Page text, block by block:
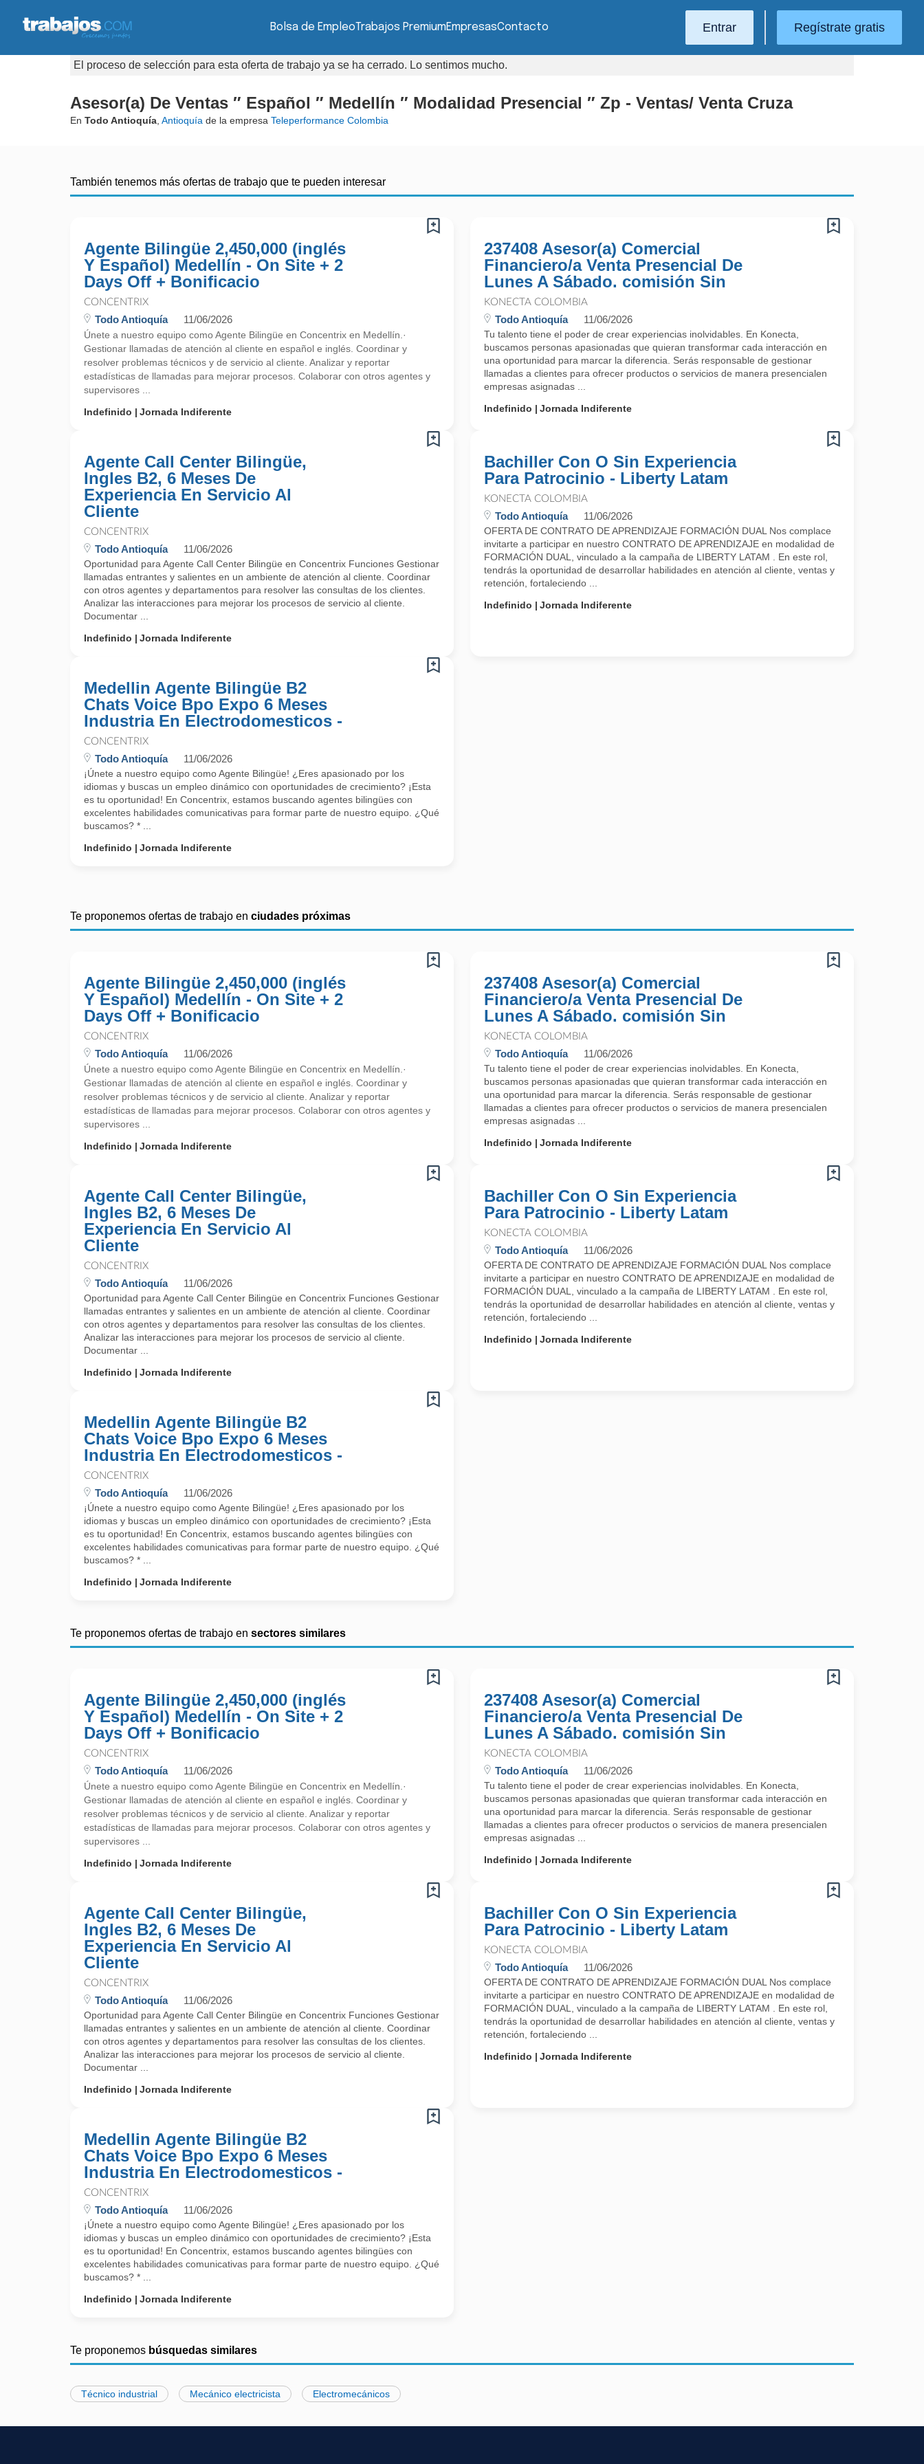
Bolsa de EmpleoTrabajos PremiumEmpresasContacto Entrar Regístrate gratis
El proceso de selección para esta oferta de trabajo ya se ha cerrado. Lo sentimos mucho.
Asesor(a) De Ventas ″ Español ″ Medellín ″ Modalidad Presencial ″ Zp - Ventas/ Venta Cruza
En Todo Antioquía Antioquía de la empresa Teleperformance Colombia
También tenemos más ofertas de trabajo que te pueden interesar
Agente Bilingüe 2,450,000 (inglés
Y Español) Medellín - On Site + 2
Days Off + Bonificacio
CONCENTRIX
Todo Antioquía 11/06/2026
Únete a nuestro equipo como Agente Bilingüe en Concentrix en Medellín.·
Gestionar llamadas de atención al cliente en español e inglés. Coordinar y
resolver problemas técnicos y de servicio al cliente. Analizar y reportar
estadísticas de llamadas para mejorar procesos. Colaborar con otros agentes y
supervisores ...
Indefinido
Jornada Indiferente
237408 Asesor(a) Comercial
Financiero/a Venta Presencial De
Lunes A Sábado. comisión Sin
KONECTA COLOMBIA
Todo Antioquía 11/06/2026
Tu talento tiene el poder de crear experiencias inolvidables. En Konecta,
buscamos personas apasionadas que quieran transformar cada interacción en
una oportunidad para marcar la diferencia. Serás responsable de gestionar
llamadas a clientes para ofrecer productos o servicios de manera presencialen
empresas asignadas ...
Indefinido
Jornada Indiferente
Agente Call Center Bilingüe,
Ingles B2, 6 Meses De
Experiencia En Servicio Al
Cliente
CONCENTRIX
Todo Antioquía 11/06/2026
Oportunidad para Agente Call Center Bilingüe en Concentrix Funciones Gestionar
llamadas entrantes y salientes en un ambiente de atención al cliente. Coordinar
con otros agentes y departamentos para resolver las consultas de los clientes.
Analizar las interacciones para mejorar los procesos de servicio al cliente.
Documentar ...
Indefinido
Jornada Indiferente
Bachiller Con O Sin Experiencia
Para Patrocinio - Liberty Latam
KONECTA COLOMBIA
Todo Antioquía 11/06/2026
OFERTA DE CONTRATO DE APRENDIZAJE FORMACIÓN DUAL Nos complace
invitarte a participar en nuestro CONTRATO DE APRENDIZAJE en modalidad de
FORMACIÓN DUAL, vinculado a la campaña de LIBERTY LATAM . En este rol,
tendrás la oportunidad de desarrollar habilidades en atención al cliente, ventas y
retención, fortaleciendo ...
Indefinido
Jornada Indiferente
Medellin Agente Bilingüe B2
Chats Voice Bpo Expo 6 Meses
Industria En Electrodomesticos -
CONCENTRIX
Todo Antioquía 11/06/2026
¡Únete a nuestro equipo como Agente Bilingüe! ¿Eres apasionado por los
idiomas y buscas un empleo dinámico con oportunidades de crecimiento? ¡Esta
es tu oportunidad! En Concentrix, estamos buscando agentes bilingües con
excelentes habilidades comunicativas para formar parte de nuestro equipo. ¿Qué
buscamos? * ...
Indefinido
Jornada Indiferente
Te proponemos ofertas de trabajo en ciudades próximas
Agente Bilingüe 2,450,000 (inglés
Y Español) Medellín - On Site + 2
Days Off + Bonificacio
CONCENTRIX
Todo Antioquía 11/06/2026
Únete a nuestro equipo como Agente Bilingüe en Concentrix en Medellín.·
Gestionar llamadas de atención al cliente en español e inglés. Coordinar y
resolver problemas técnicos y de servicio al cliente. Analizar y reportar
estadísticas de llamadas para mejorar procesos. Colaborar con otros agentes y
supervisores ...
Indefinido
Jornada Indiferente
237408 Asesor(a) Comercial
Financiero/a Venta Presencial De
Lunes A Sábado. comisión Sin
KONECTA COLOMBIA
Todo Antioquía 11/06/2026
Tu talento tiene el poder de crear experiencias inolvidables. En Konecta,
buscamos personas apasionadas que quieran transformar cada interacción en
una oportunidad para marcar la diferencia. Serás responsable de gestionar
llamadas a clientes para ofrecer productos o servicios de manera presencialen
empresas asignadas ...
Indefinido
Jornada Indiferente
Agente Call Center Bilingüe,
Ingles B2, 6 Meses De
Experiencia En Servicio Al
Cliente
CONCENTRIX
Todo Antioquía 11/06/2026
Oportunidad para Agente Call Center Bilingüe en Concentrix Funciones Gestionar
llamadas entrantes y salientes en un ambiente de atención al cliente. Coordinar
con otros agentes y departamentos para resolver las consultas de los clientes.
Analizar las interacciones para mejorar los procesos de servicio al cliente.
Documentar ...
Indefinido
Jornada Indiferente
Bachiller Con O Sin Experiencia
Para Patrocinio - Liberty Latam
KONECTA COLOMBIA
Todo Antioquía 11/06/2026
OFERTA DE CONTRATO DE APRENDIZAJE FORMACIÓN DUAL Nos complace
invitarte a participar en nuestro CONTRATO DE APRENDIZAJE en modalidad de
FORMACIÓN DUAL, vinculado a la campaña de LIBERTY LATAM . En este rol,
tendrás la oportunidad de desarrollar habilidades en atención al cliente, ventas y
retención, fortaleciendo ...
Indefinido
Jornada Indiferente
Medellin Agente Bilingüe B2
Chats Voice Bpo Expo 6 Meses
Industria En Electrodomesticos -
CONCENTRIX
Todo Antioquía 11/06/2026
¡Únete a nuestro equipo como Agente Bilingüe! ¿Eres apasionado por los
idiomas y buscas un empleo dinámico con oportunidades de crecimiento? ¡Esta
es tu oportunidad! En Concentrix, estamos buscando agentes bilingües con
excelentes habilidades comunicativas para formar parte de nuestro equipo. ¿Qué
buscamos? * ...
Indefinido
Jornada Indiferente
Te proponemos ofertas de trabajo en sectores similares
Agente Bilingüe 2,450,000 (inglés
Y Español) Medellín - On Site + 2
Days Off + Bonificacio
CONCENTRIX
Todo Antioquía 11/06/2026
Únete a nuestro equipo como Agente Bilingüe en Concentrix en Medellín.·
Gestionar llamadas de atención al cliente en español e inglés. Coordinar y
resolver problemas técnicos y de servicio al cliente. Analizar y reportar
estadísticas de llamadas para mejorar procesos. Colaborar con otros agentes y
supervisores ...
Indefinido
Jornada Indiferente
237408 Asesor(a) Comercial
Financiero/a Venta Presencial De
Lunes A Sábado. comisión Sin
KONECTA COLOMBIA
Todo Antioquía 11/06/2026
Tu talento tiene el poder de crear experiencias inolvidables. En Konecta,
buscamos personas apasionadas que quieran transformar cada interacción en
una oportunidad para marcar la diferencia. Serás responsable de gestionar
llamadas a clientes para ofrecer productos o servicios de manera presencialen
empresas asignadas ...
Indefinido
Jornada Indiferente
Agente Call Center Bilingüe,
Ingles B2, 6 Meses De
Experiencia En Servicio Al
Cliente
CONCENTRIX
Todo Antioquía 11/06/2026
Oportunidad para Agente Call Center Bilingüe en Concentrix Funciones Gestionar
llamadas entrantes y salientes en un ambiente de atención al cliente. Coordinar
con otros agentes y departamentos para resolver las consultas de los clientes.
Analizar las interacciones para mejorar los procesos de servicio al cliente.
Documentar ...
Indefinido
Jornada Indiferente
Bachiller Con O Sin Experiencia
Para Patrocinio - Liberty Latam
KONECTA COLOMBIA
Todo Antioquía 11/06/2026
OFERTA DE CONTRATO DE APRENDIZAJE FORMACIÓN DUAL Nos complace
invitarte a participar en nuestro CONTRATO DE APRENDIZAJE en modalidad de
FORMACIÓN DUAL, vinculado a la campaña de LIBERTY LATAM . En este rol,
tendrás la oportunidad de desarrollar habilidades en atención al cliente, ventas y
retención, fortaleciendo ...
Indefinido
Jornada Indiferente
Medellin Agente Bilingüe B2
Chats Voice Bpo Expo 6 Meses
Industria En Electrodomesticos -
CONCENTRIX
Todo Antioquía 11/06/2026
¡Únete a nuestro equipo como Agente Bilingüe! ¿Eres apasionado por los
idiomas y buscas un empleo dinámico con oportunidades de crecimiento? ¡Esta
es tu oportunidad! En Concentrix, estamos buscando agentes bilingües con
excelentes habilidades comunicativas para formar parte de nuestro equipo. ¿Qué
buscamos? * ...
Indefinido
Jornada Indiferente
Te proponemos búsquedas similares
Técnico industrial Mecánico electricista Electromecánicos